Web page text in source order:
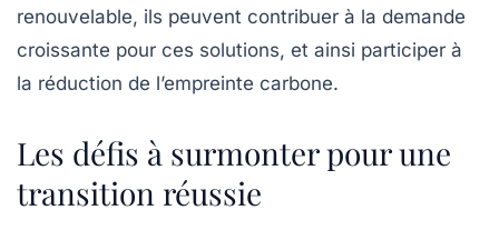
renouvelable, ils peuvent contribuer à la demande
croissante pour ces solutions, et ainsi participer à
la réduction de l’empreinte carbone.
Les défis à surmonter pour une
transition réussie